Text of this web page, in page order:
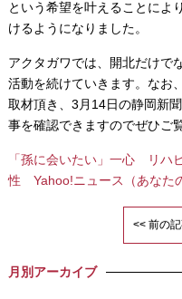
という希望を叶えることによ
けるようになりました。
アクタガワでは、開北だけで
活動を続けていきます。なお
取材頂き、3月14日の静岡新
事を確認できますのでぜひご
「孫に会いたい」一心 リハ
性 Yahoo!ニュース（あなた
<< 前の
月別アーカイブ